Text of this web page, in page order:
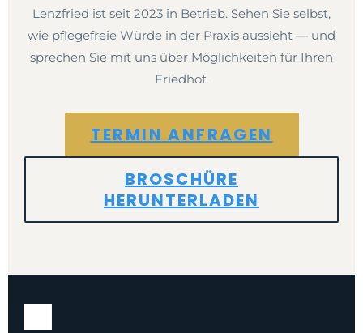
Lenzfried ist seit 2023 in Betrieb. Sehen Sie selbst,
wie pflegefreie Würde in der Praxis aussieht — und
sprechen Sie mit uns über Möglichkeiten für Ihren
Friedhof.
TERMIN ANFRAGEN
BROSCHÜRE
HERUNTERLADEN